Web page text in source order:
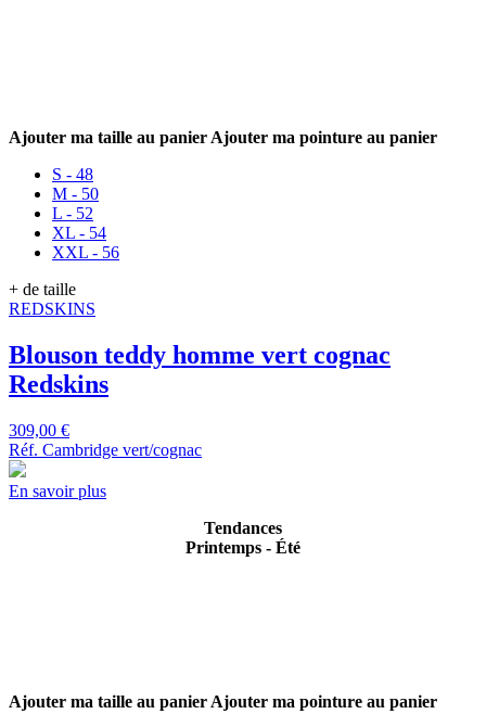
Ajouter ma taille au panier Ajouter ma pointure au panier
S - 48
M - 50
L - 52
XL - 54
XXL - 56
+ de taille
REDSKINS
Blouson teddy homme vert cognac
Redskins
309,00 €
Réf. Cambridge vert/cognac
En savoir plus
Tendances
Printemps - Été
Ajouter ma taille au panier Ajouter ma pointure au panier